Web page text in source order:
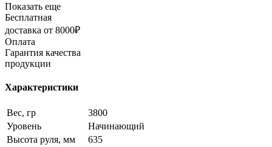
Показать еще
Бесплатная
доставка от 8000₽
Оплата
Гарантия качества
продукции
Характеристики
Вес, гр
3800
Уровень
Начинающий
Высота руля, мм
635